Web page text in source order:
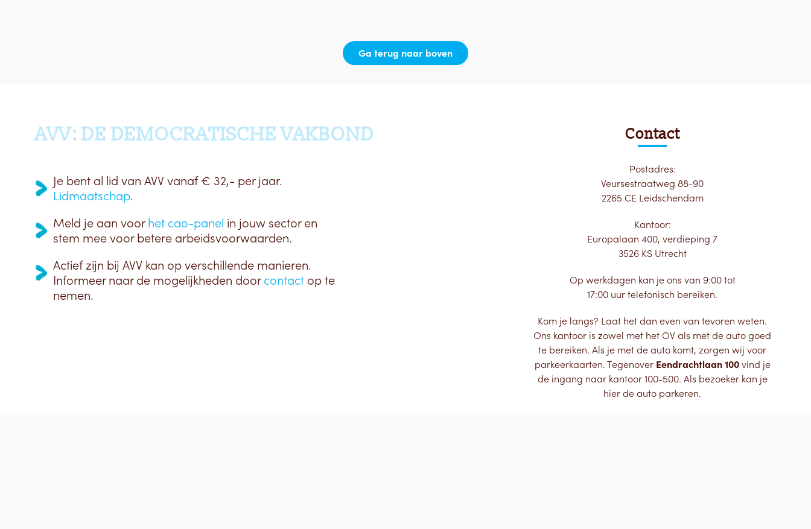
Ga terug naar boven
AVV: DE DEMOCRATISCHE VAKBOND
Je bent al lid van AVV vanaf € 32,- per jaar.
Lidmaatschap.
Meld je aan voorhet cao-panel in jouw sector en
stem mee voor betere arbeidsvoorwaarden.
Actief zijn bij AVV kan op verschillende manieren.
Informeer naar de mogelijkheden doorcontact op te
nemen.
Contact
Postadres:
Veursestraatweg 88-90
2265 CE Leidschendam
Kantoor:
Europalaan 400, verdieping 7
3526 KS Utrecht
Op werkdagen kan je ons van 9:00 tot
17:00 uur telefonisch bereiken.
Kom je langs? Laat het dan even van tevoren weten.
Ons kantoor is zowel met het OV als met de auto goed
te bereiken. Als je met de auto komt, zorgen wij voor
parkeerkaarten. Tegenover Eendrachtlaan 100vind je
de ingang naar kantoor 100-500. Als bezoeker kan je
hier de auto parkeren.